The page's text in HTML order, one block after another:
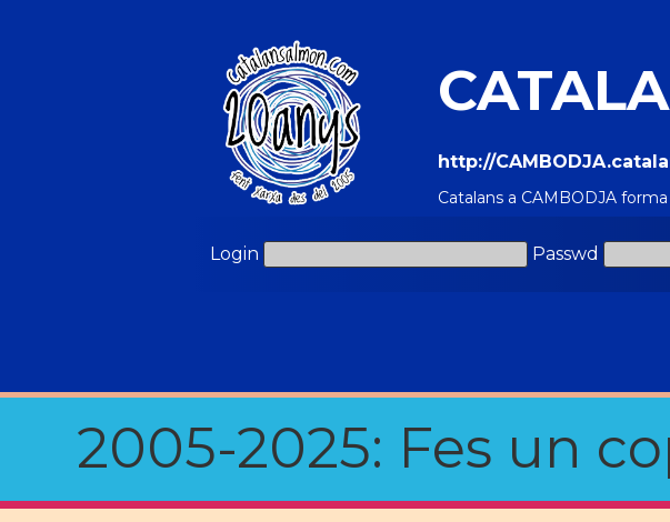
http://
Catalans a CAMBODJA
Login Passwd
2005-2025: Fes un